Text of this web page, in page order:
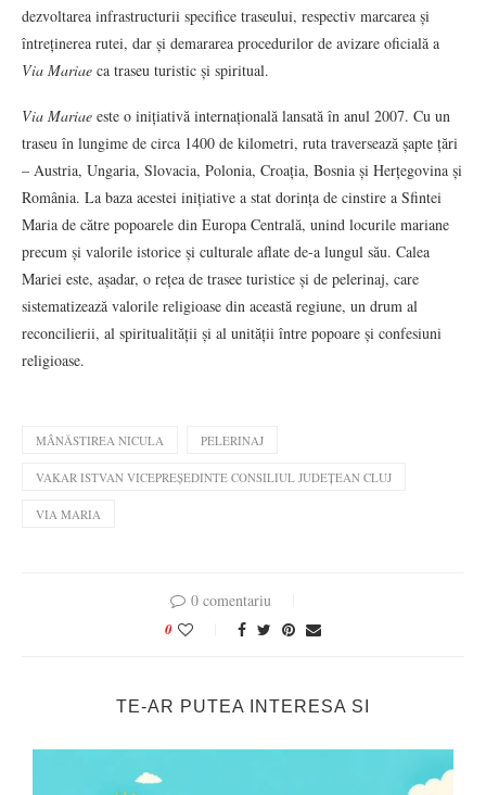
dezvoltarea infrastructurii specifice traseului, respectiv marcarea și
întreținerea rutei, dar și demararea procedurilor de avizare oficială a
Via Mariae ca traseu turistic și spiritual.
Via Mariae este o inițiativă internațională lansată în anul 2007. Cu un
traseu în lungime de circa 1400 de kilometri, ruta traversează șapte țări
– Austria, Ungaria, Slovacia, Polonia, Croația, Bosnia și Herțegovina și
România. La baza acestei inițiative a stat dorința de cinstire a Sfintei
Maria de către popoarele din Europa Centrală, unind locurile mariane
precum și valorile istorice și culturale aflate de-a lungul său. Calea
Mariei este, așadar, o rețea de trasee turistice și de pelerinaj, care
sistematizează valorile religioase din această regiune, un drum al
reconcilierii, al spiritualității și al unității între popoare și confesiuni
religioase.
MÂNĂSTIREA NICULA PELERINAJ
VAKAR ISTVAN VICEPREȘEDINTE CONSILIUL JUDEȚEAN CLUJ
VIA MARIA
0 comentariu
0
TE-AR PUTEA INTERESA SI